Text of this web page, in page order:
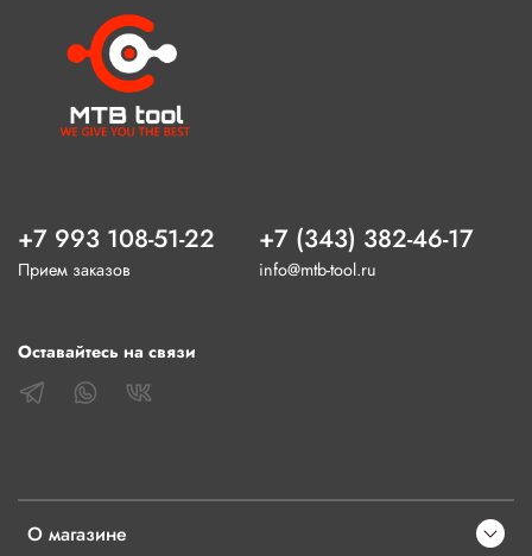
О магазине
+7 993 108-51-22
Прием заказов
+7 (343) 382-46-17
info@mtb-tool.ru
Оставайтесь на связи